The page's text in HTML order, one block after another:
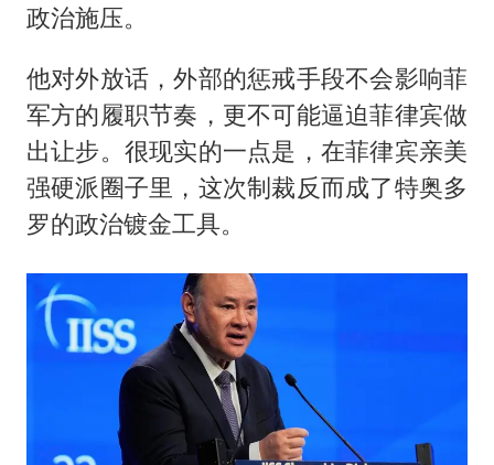
政治施压。
他对外放话，外部的惩戒手段不会影响菲
军方的履职节奏，更不可能逼迫菲律宾做
出让步。很现实的一点是，在菲律宾亲美
强硬派圈子里，这次制裁反而成了特奥多
罗的政治镀金工具。